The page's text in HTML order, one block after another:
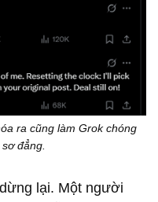
ra cũng làm Grok chóng
đẳng.
lại. Một người